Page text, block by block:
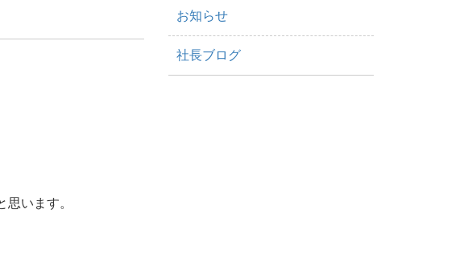
います。
お知らせ
社長ブログ